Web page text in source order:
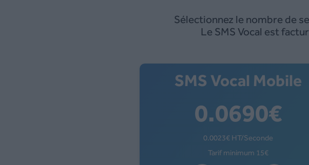
Sélectionnez le nombre de
Le SMS Vocal est
SMS Vocal Mobile
0.0690€
0.0023€ HT/Seconde
Tarif minimum 15€